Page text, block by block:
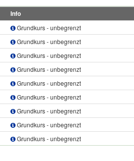
Info
Grundkurs - unbegrenzt
Grundkurs - unbegrenzt
Grundkurs - unbegrenzt
Grundkurs - unbegrenzt
Grundkurs - unbegrenzt
Grundkurs - unbegrenzt
Grundkurs - unbegrenzt
Grundkurs - unbegrenzt
Grundkurs - unbegrenzt